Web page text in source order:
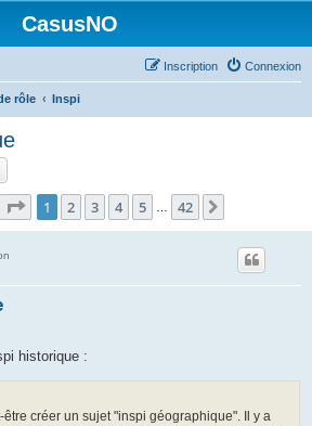
CasusNO
Connexion
Inscription
rôle Inspi
Page 1sur42
1 2 3 4 5 42
historique :
créer un sujet "inspi géographique". Il y a